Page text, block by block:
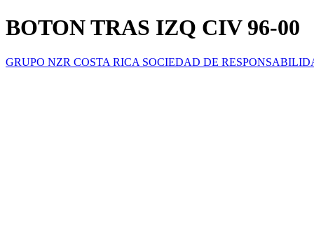
BOTON TRAS IZQ CIV 96-00
GRUPO NZR COSTA RICA SOCIEDAD DE